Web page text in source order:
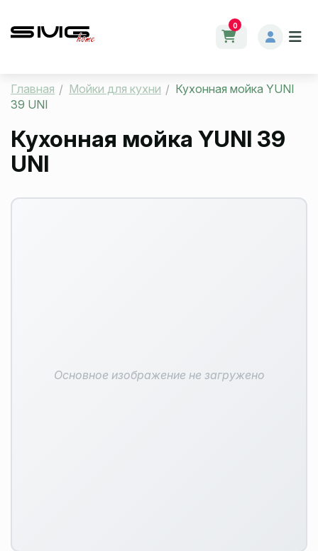
0
Главная Мойки для кухни
Кухонная мойка YUNI
39 UNI
Кухонная мойка YUNI 39
UNI
Основное изображение не загружено